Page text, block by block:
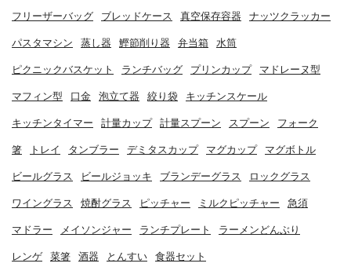
フリーザーバッグ ブレッドケース 真空保存容器 ナッツクラッカー
パスタマシン 蒸し器 鰹節削り器 弁当箱 水筒
ピクニックバスケット ランチバッグ プリンカップ マドレーヌ型
マフィン型 口金 泡立て器 絞り袋 キッチンスケール
キッチンタイマー 計量カップ 計量スプーン スプーン フォーク
箸 トレイ タンブラー デミタスカップ マグカップ マグボトル
ビールグラス ビールジョッキ ブランデーグラス ロックグラス
ワイングラス 焼酎グラス ピッチャー ミルクピッチャー 急須
マドラー メイソンジャー ランチプレート ラーメンどんぶり
レンゲ 菜箸 酒器 とんすい 食器セット